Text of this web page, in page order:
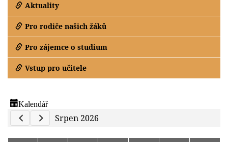
Aktuality
Pro rodiče našich žáků
Pro zájemce o studium
Vstup pro učitele
Kalendář
Previous Calendar
Next Calendar
Srpen 2026